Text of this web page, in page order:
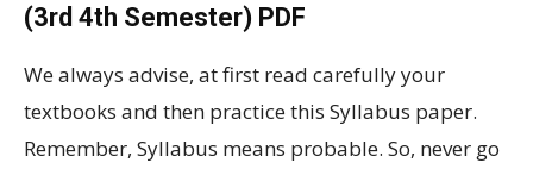
(3rd 4th Semester) PDF
We always advise, at first read carefully your
textbooks and then practice this Syllabus paper.
Remember, Syllabus means probable. So, never go